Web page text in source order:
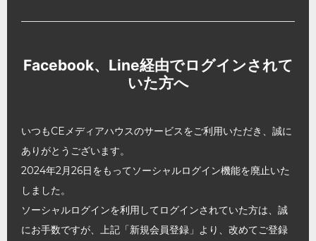
Facebook、Line経由でログインされて
いた方へ
いつもCEメディアハウスのサービスをご利用いただき、誠に
ありがとうございます。
2024年2月26日をもってソーシャルログイン機能を廃止いた
しました。
ソーシャルログインを利用してログインされていた方は、誠
にお手数ですが、上記「新規会員登録」より、改めてご登録